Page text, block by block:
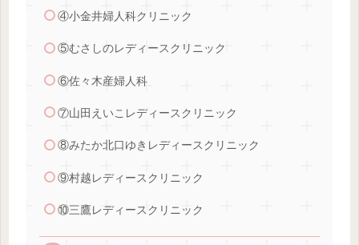
④小金井婦人科クリニック
⑤むさしのレディースクリニック
⑥佐々木産婦人科
⑦山田えいこレディースクリニック
⑧みたか北口ゆきレディースクリニック
⑨村越レディースクリニック
⑩三鷹レディースクリニック